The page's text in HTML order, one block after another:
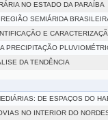
NO ESTADO DA PARAÍBA
SEMIÁRIDA
E
DA TENDÊNCIA
DE ESPAÇOS DO
NO INTERIOR DO